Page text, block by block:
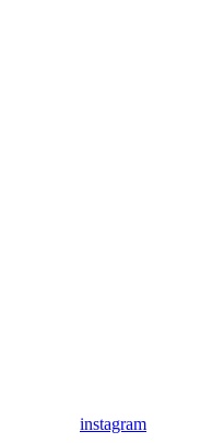
instagram